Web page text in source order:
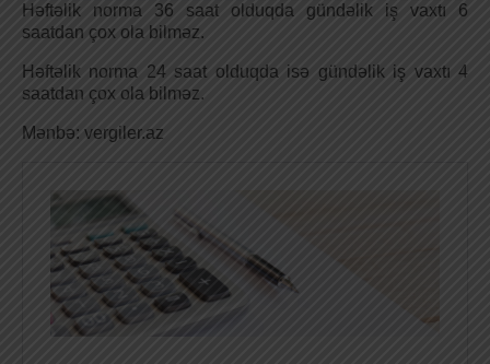
Həftəlik norma 36 saat olduqda gündəlik iş vaxtı 6
saatdan çox ola bilməz.
Həftəlik norma 24 saat olduqda isə gündəlik iş vaxtı 4
saatdan çox ola bilməz.
Mənbə: vergiler.az